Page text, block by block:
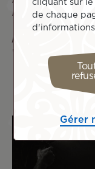
moi de recevoir
Trophées du
plus hautes
votre soutien. »
cliquant sur le
de chaque
Gérer